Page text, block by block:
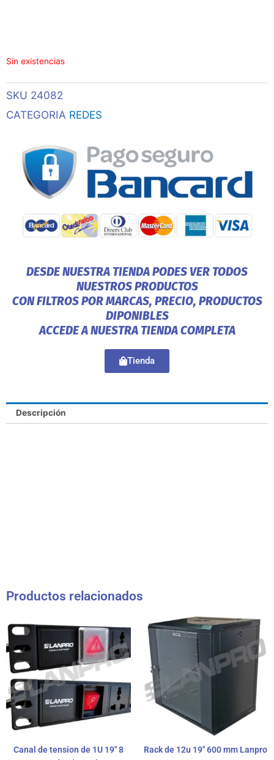
Sin existencias
SKU 24082
CATEGORIA REDES
DESDE NUESTRA TIENDA PODES VER TODOS
NUESTROS PRODUCTOS
CON FILTROS POR MARCAS, PRECIO, PRODUCTOS
DIPONIBLES
ACCEDE A NUESTRA TIENDA COMPLETA
Tienda
Descripción
Productos relacionados
Canal de tension de 1U 19″ 8
Rack de 12u 19″ 600 mm Lanpro